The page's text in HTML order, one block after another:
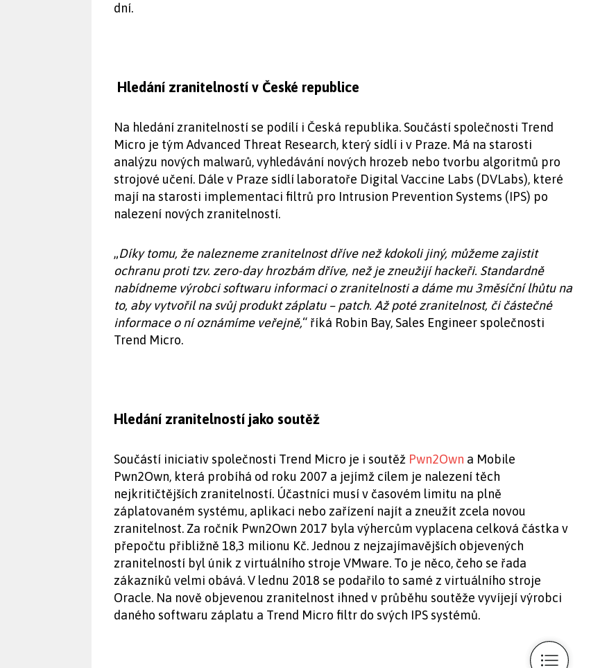
dní.
Hledání zranitelností v České republice
Na hledání zranitelností se podílí i Česká republika. Součástí společnosti Trend
Micro je tým Advanced Threat Research, který sídlí i v Praze. Má na starosti
analýzu nových malwarů, vyhledávání nových hrozeb nebo tvorbu algoritmů pro
strojové učení. Dále v Praze sídlí laboratoře Digital Vaccine Labs (DVLabs), které
mají na starosti implementaci filtrů pro Intrusion Prevention Systems (IPS) po
nalezení nových zranitelností.
„Díky tomu, že nalezneme zranitelnost dříve než kdokoli jiný, můžeme zajistit
ochranu proti tzv. zero-day hrozbám dříve, než je zneužijí hackeři. Standardně
nabídneme výrobci softwaru informaci o zranitelnosti a dáme mu 3měsíční lhůtu na
to, aby vytvořil na svůj produkt záplatu – patch. Až poté zranitelnost, či částečné
informace o ní oznámíme veřejně,“ říká Robin Bay, Sales Engineer společnosti
Trend Micro.
Hledání zranitelností jako soutěž
Součástí iniciativ společnosti Trend Micro je i soutěž Pwn2Own a Mobile
Pwn2Own, která probíhá od roku 2007 a jejímž cílem je nalezení těch
nejkritičtějších zranitelností. Účastníci musí v časovém limitu na plně
záplatovaném systému, aplikaci nebo zařízení najít a zneužít zcela novou
zranitelnost. Za ročník Pwn2Own 2017 byla výhercům vyplacena celková částka v
přepočtu přibližně 18,3 milionu Kč. Jednou z nejzajímavějších objevených
zranitelností byl únik z virtuálního stroje VMware. To je něco, čeho se řada
zákazníků velmi obává. V lednu 2018 se podařilo to samé z virtuálního stroje
Oracle. Na nově objevenou zranitelnost ihned v průběhu soutěže vyvíjejí výrobci
daného softwaru záplatu a Trend Micro filtr do svých IPS systémů.